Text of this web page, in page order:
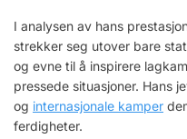
I analysen av hans
strekker seg utover bare
og evne til å inspirere
pressede situasjoner. Hans
og internasjonale kamper
ferdigheter.